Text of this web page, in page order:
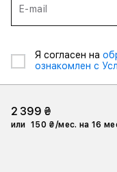
2 399 ₴
или 150 ₴/мес. на 16
E-mail
Я согласен на
ознакомлен с
2026 iSpace